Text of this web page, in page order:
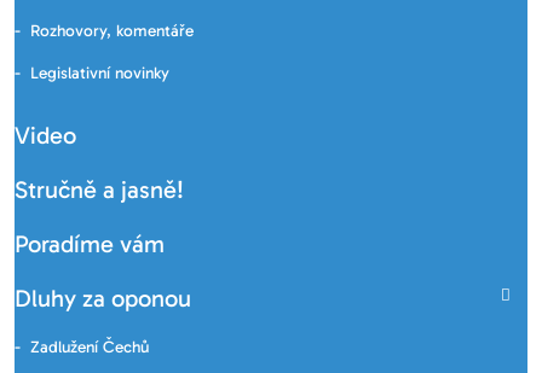
Rozhovory, komentáře
Legislativní novinky
Video
Stručně a jasně!
Poradíme vám
Dluhy za oponou
Zadlužení Čechů